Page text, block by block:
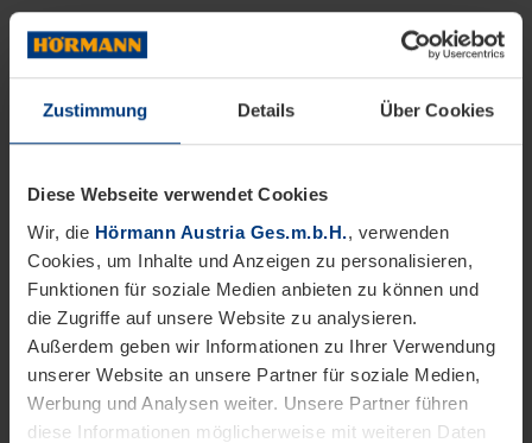
Zustimmung Details Über Cookies
Diese Webseite verwendet Cookies
Wir, die Hörmann Austria Ges.m.b.H., verwenden
Cookies, um Inhalte und Anzeigen zu personalisieren,
Funktionen für soziale Medien anbieten zu können und
die Zugriffe auf unsere Website zu analysieren.
Außerdem geben wir Informationen zu Ihrer Verwendung
unserer Website an unsere Partner für soziale Medien,
Werbung und Analysen weiter. Unsere Partner führen
diese Informationen möglicherweise mit weiteren Daten